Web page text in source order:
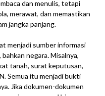
dan menulis, tetapi
merawat, dan memastikan
jangka panjang.
menjadi sumber informasi
negara. Misalnya,
tanah, surat keputusan,
Semua itu menjadi bukti
Jika dokumen-dokumen